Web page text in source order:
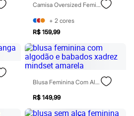
Camisa Oversized Feminina De Algodão Manga Longa Xadrez Colorida
+ 2 cores
R$ 159,99
Blusa Feminina Com Algodão E Babados Xadrez Mindset Amarela
R$ 149,99